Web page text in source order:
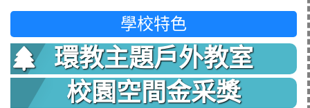
學校特色
環教主題戶外教室
校園空間金采獎